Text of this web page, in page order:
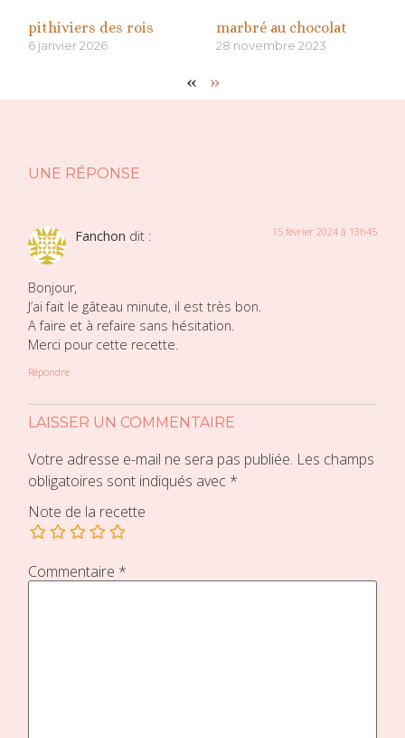
pithiviers des rois
6 janvier 2026
marbré au chocolat
28 novembre 2023
« »
UNE RÉPONSE
Fanchon dit : 15 février 2024 à 13h45
Bonjour,
J’ai fait le gâteau minute, il est très bon.
A faire et à refaire sans hésitation.
Merci pour cette recette.
Répondre
LAISSER UN COMMENTAIRE
Votre adresse e-mail ne sera pas publiée. Les champs
obligatoires sont indiqués avec *
Note de la recette
Commentaire *